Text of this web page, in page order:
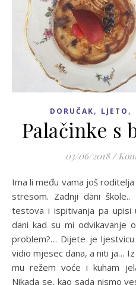
DORUČAK, LJETO ,
Palačinke s
03/06/2018 /
Ima li među vama još roditelja osmaša? Ovih dana smo pod
stresom. Zadnji dani škole..
testova i ispitivanja pa upisi
dani kad su mi odvikavanje
problem?… Dijete je ljestvicu
vidio mjesec dana, a niti ja…
mu režem voće i kuham
Nikada se, kao sada nismo